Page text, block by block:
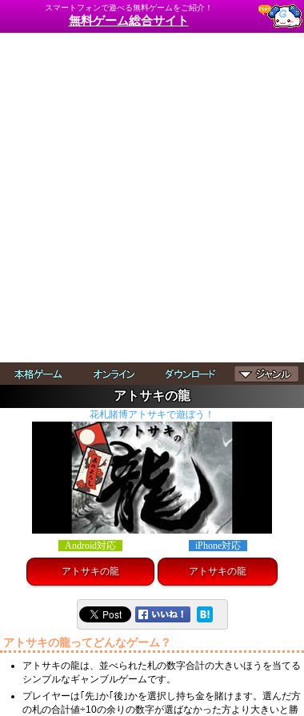
スマートフォンで遊べる無料ゲームをご紹介！
無料ゲーム総合サイト
アトサキの龍
花札賭博アトサキで遊ぼう！
Android対応
アトサキの龍
iPhone対応
アトサキの龍
アトサキの龍ってどんなゲーム？
アトサキの龍は、並べられた札の数字合計の大きいほうを当てる
シンプルなギャンブルゲームです。
プレイヤーは｢先｣か｢後｣かを選択し持ち金を賭けます。選んだ方
の札の合計値÷10の余りの数字が選ばなかった方より大きいと勝